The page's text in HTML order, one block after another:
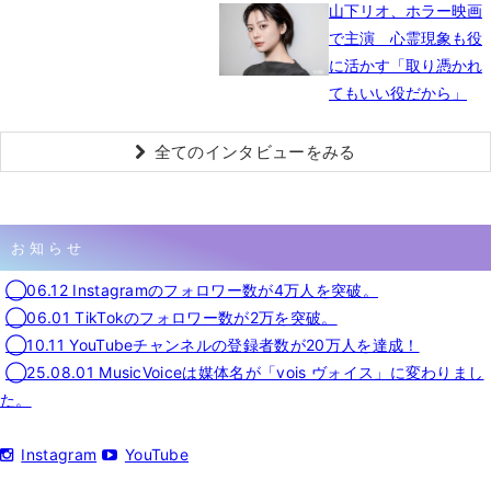
山下リオ、ホラー映画
で主演 心霊現象も役
に活かす「取り憑かれ
てもいい役だから」
全てのインタビューをみる
お知らせ
◯06.12 Instagramのフォロワー数が4万人を突破。
◯06.01 TikTokのフォロワー数が2万を突破。
◯10.11 YouTubeチャンネルの登録者数が20万人を達成！
◯25.08.01 MusicVoiceは媒体名が「vois ヴォイス」に変わりまし
た。
Instagram YouTube